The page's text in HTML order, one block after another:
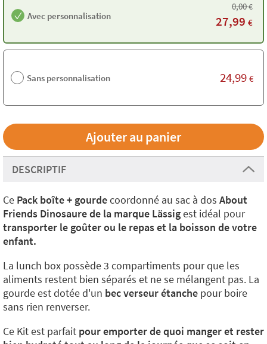
Avec personnalisation
0,00€
27,99 €
Sans personnalisation 24,99 €
DESCRIPTIF
Ce Pack boîte + gourdecoordonné au sac à dos About
Friends Dinosaure de la marque Lässigest idéal pour
transporter le goûter ou le repas et la boisson de votre
enfant.
La lunch box possède 3 compartiments pour que les
aliments restent bien séparés et ne se mélangent pas. La
gourde est dotée d'un bec verseur étanche pour boire
sans rien renverser.
Ce Kit est parfait pour emporter de quoi manger et rester